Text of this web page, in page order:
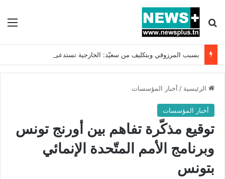
بحث عن
الرئيسية / أخبار المؤسسات
أخبار المؤسسات
توقيع مذكّرة تفاهم بين أورنج تونس
وبرنامج الأمم المتّحدة الإنمائي
بتونس